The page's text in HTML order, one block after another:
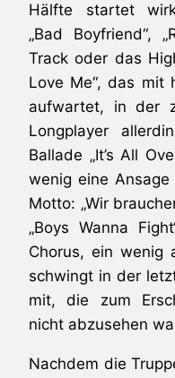
Hälfte startet
„Bad Boyfriend“,
Track oder das
Love Me“, das mit
aufwartet, in der
Longplayer
Ballade „It’s All
wenig eine
Motto: „Wir
„Boys Wanna
Chorus, ein wenig
schwingt in der
mit, die zum
nicht abzusehen
Nachdem die